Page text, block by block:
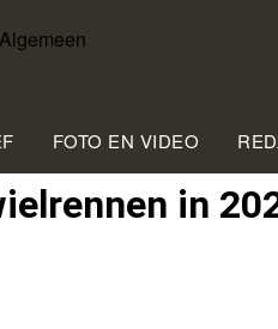
FOTO EN VIDEO
in